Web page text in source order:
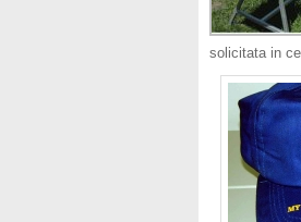
solicitata in